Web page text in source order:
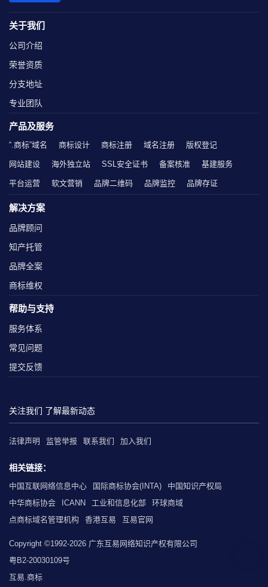
关于我们
公司介绍
荣誉资质
分支地址
专业团队
产品及服务
“.商标”域名 商标设计 商标注册 域名注册 版权登记
网站建设 海外独立站 SSL安全证书 备案核准 基建服务
平台运营 软文营销 品牌二维码 品牌监控 品牌存证
解决方案
品牌顾问
知产托管
品牌全案
商标维权
帮助与支持
服务体系
常见问题
提交反馈
关注我们 了解最新动态
法律声明 监管举报 联系我们 加入我们
相关链接：
中国互联网络信息中心 国际商标协会(INTA)
中国知识产权局
中华商标协会
ICANN 工业和信息化部
环球商域
点商标域名管理机构
香港互易 互易官网
Copyright ©1992-2026 广东互易网络知识产权有限公司
粤B2-20030109号
互易.商标